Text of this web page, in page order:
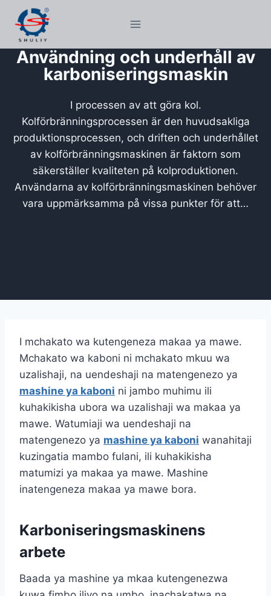
content
Användning och underhåll av
karboniseringsmaskin
I processen av att göra kol.
Kolförbränningsprocessen är den huvudsakliga
produktionsprocessen, och driften och underhållet
av kolförbränningsmaskinen är faktorn som
säkerställer kvaliteten på kolproduktionen.
Användarna av kolförbränningsmaskinen behöver
vara uppmärksamma på vissa punkter för att…
I mchakato wa kutengeneza makaa ya mawe.
Mchakato wa kaboni ni mchakato mkuu wa
uzalishaji, na uendeshaji na matengenezo ya
mashine ya kaboni ni jambo muhimu ili
kuhakikisha ubora wa uzalishaji wa makaa ya
mawe. Watumiaji wa uendeshaji na
matengenezo ya mashine ya kaboni wanahitaji
kuzingatia mambo fulani, ili kuhakikisha
matumizi ya makaa ya mawe. Mashine
inatengeneza makaa ya mawe bora.
Karboniseringsmaskinens
arbete
Baada ya mashine ya mkaa kutengenezwa